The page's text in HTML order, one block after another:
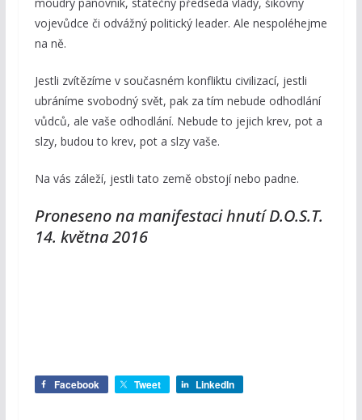
moudrý panovník, statečný předseda vlády, šikovný
vojevůdce či odvážný politický leader. Ale nespoléhejme
na ně.
Jestli zvítězíme v současném konfliktu civilizací, jestli
ubráníme svobodný svět, pak za tím nebude odhodlání
vůdců, ale vaše odhodlání. Nebude to jejich krev, pot a
slzy, budou to krev, pot a slzy vaše.
Na vás záleží, jestli tato země obstojí nebo padne.
Proneseno na manifestaci hnutí D.O.S.T.
14. května 2016
Facebook Tweet LinkedIn